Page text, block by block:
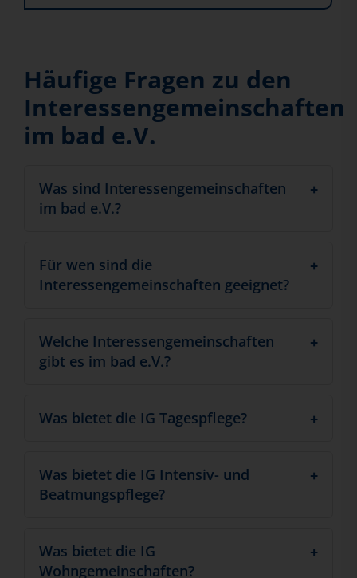
Häufige Fragen zu den
Interessengemeinschaften
im bad e.V.
Was sind Interessengemeinschaften
im bad e.V.?
Für wen sind die
Interessengemeinschaften geeignet?
Welche Interessengemeinschaften
gibt es im bad e.V.?
Was bietet die IG Tagespflege?
Was bietet die IG Intensiv- und
Beatmungspflege?
Was bietet die IG
Wohngemeinschaften?